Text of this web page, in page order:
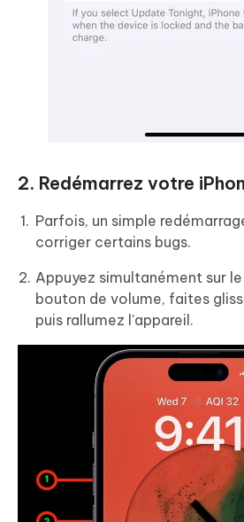
2. Redémarrez votre
Parfois, un simple
corriger certains bugs.
Appuyez simultanément sur
bouton de volume, faites
puis rallumez l'appareil.